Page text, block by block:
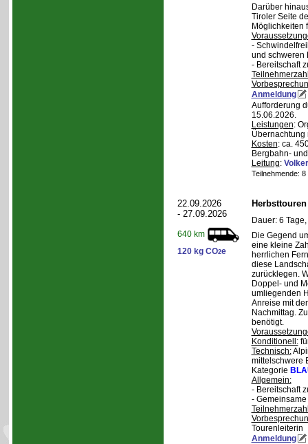
Darüber
Tiroler Seite
Möglichkeiten
-
und schweren
- Bereitschaft
Anmeldung
Aufforderung
15.06.2026.
Leistungen:
Übernachtung
Kosten: ca.
Bergbahn-
Leitung:
Teilnehmende:
22.09.2026
- 27.09.2026
640 km
120 kg CO2e
Dauer: 6
Die Gegend
eine kleine
herrlichen
diese
zurücklegen.
Doppel- und
umliegenden
Anreise mit
Nachmittag.
benötigt.
Konditionell:
Technisch:
mittelschwere
Kategorie
Allgemein:
- Bereitschaft
- Gemeinsame
Tourenleiterin
Anmeldung